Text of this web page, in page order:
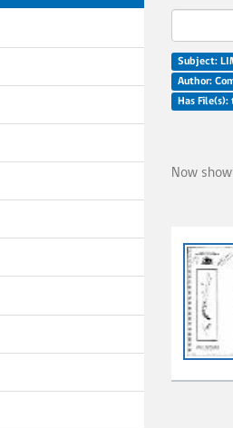
Subject:
Has File(s):
Now